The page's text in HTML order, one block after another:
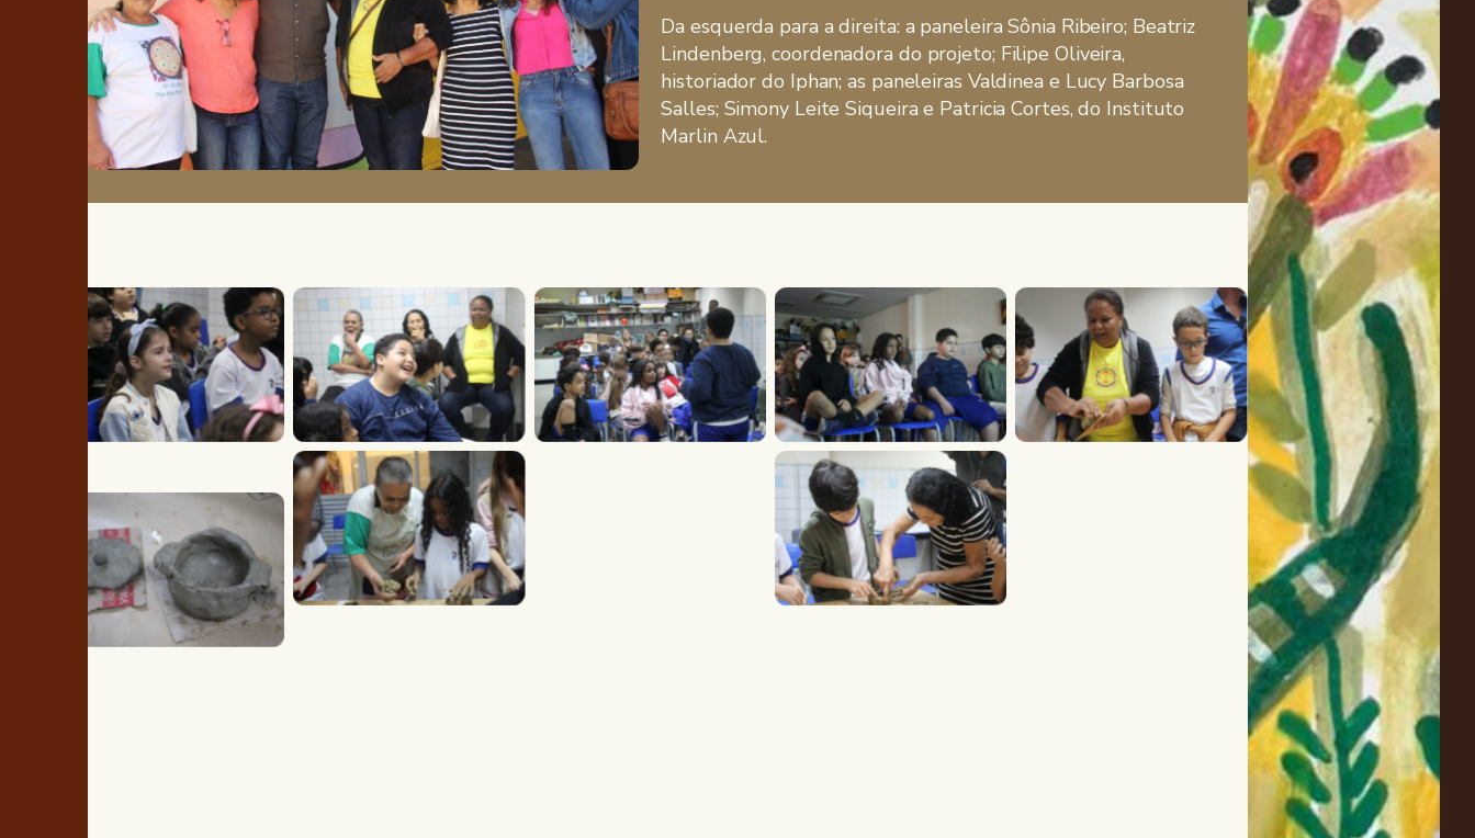
Da esquerda para a direita: a paneleira Sônia Ribeiro; Beatriz
Lindenberg, coordenadora do projeto; Filipe Oliveira,
historiador do Iphan; as paneleiras Valdinea e Lucy Barbosa
Salles; Simony Leite Siqueira e Patricia Cortes, do Instituto
Marlin Azul.